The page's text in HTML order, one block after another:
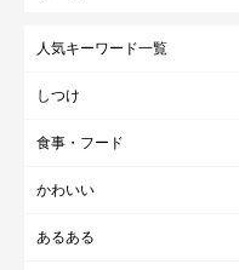
人気キーワード一覧
しつけ
食事・フード
かわいい
あるある